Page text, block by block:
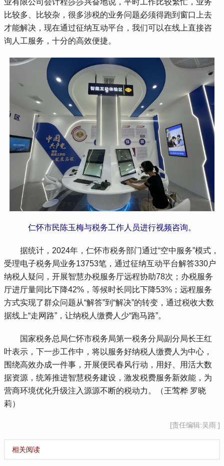
比较多、比较杂，很多涉税的业务问题必须得跑到窗口上去
才能解决，现在通过征纳互动平台，我们可以在线上直接咨
询人工服务，十分的高效便捷。
仁怀市民陈玉梅与税务工作人员进行视频咨询。
据统计，2024年，仁怀市税务部门通过“空中服务”模式，
受理电子税务局业务13753笔，通过征纳互动平台解答330户
纳税人疑问，开展智慧办税服务厅远程协助78次；办税服务
厅进厅量同比下降42%，等候时长同比下降53%；远程服务
方式实现了群众问题从“解答”到“解决”的转变，通过税收大数
据线上“走网路”，让纳税人缴费人少“跑马路”。
国家税务总局仁怀市税务局第一税务分局副分局长王红
叶表示，下一步工作中，将以服务好纳税人缴费人为中心，
围绕高效办成一件事，开展便民春风行动，用好、用活大数
据资源，统筹推进智慧税务建设，激发税费服务新效能，为
营商环境优化升级注入源源不断的税动力。（王莺桦 罗晓
莉）
[责任编辑:吴雨 ]
相关阅读